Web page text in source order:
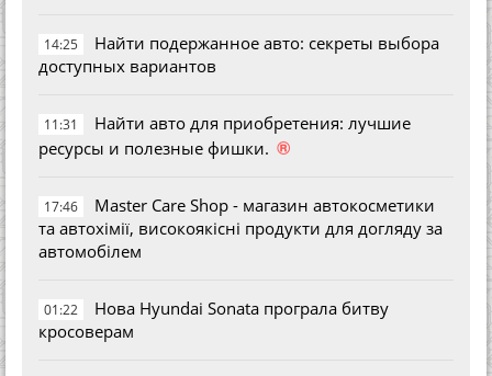
14:25
Найти подержанное авто: секреты выбора
доступных вариантов
11:31
Найти авто для приобретения: лучшие
ресурсы и полезные фишки. ®
17:46
Master Care Shop - магазин автокосметики
та автохімії, високоякісні продукти для догляду за
автомобілем
01:22
Нова Hyundai Sonata програла битву
кросоверам